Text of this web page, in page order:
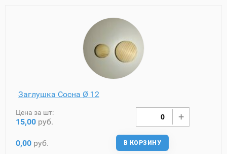
Заглушка Сосна Ø 12
Цена за шт:
15,00 руб.
0,00 руб. В КОРЗИНУ